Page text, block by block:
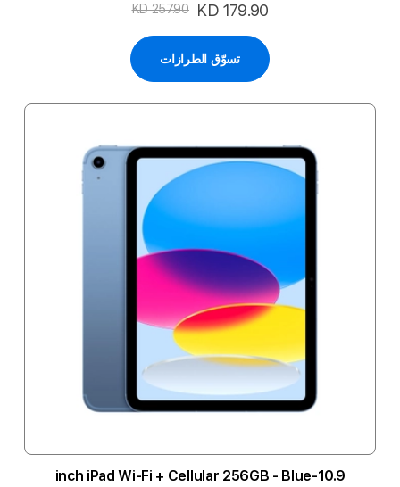
السعر
KD 179.90
KD 257.90
تسوّق الطرازات
10.9-inch iPad Wi-Fi + Cellular 256GB - Blue